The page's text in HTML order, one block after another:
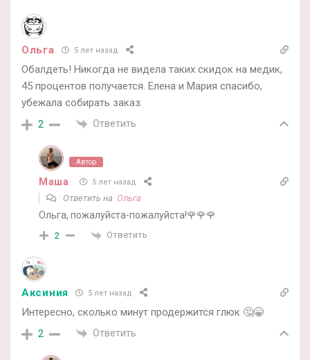
Ольга 5 лет назад
Обалдеть! Никогда не видела таких скидок на медик,
45 процентов получается. Елена и Мария спасибо,
убежала собирать заказ.
2 Ответить
Автор
Маша 5 лет назад
Ответить на Ольга
Ольга, пожалуйста-пожалуйста!🌹🌹🌹
2 Ответить
Аксиния 5 лет назад
Интересно, сколько минут продержится глюк 🤔😁
2 Ответить